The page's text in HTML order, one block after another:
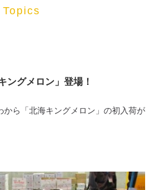
Topics
ングメロン」登場！
から「北海キングメロン」の初入荷が